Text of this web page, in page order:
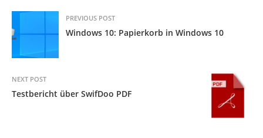
PREVIOUS POST
Windows 10: Papierkorb in Windows 10
NEXT POST
Testbericht über SwifDoo PDF